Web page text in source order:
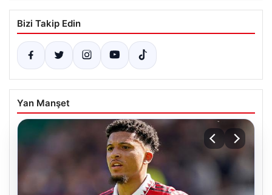
Bizi Takip Edin
Yan Manşet